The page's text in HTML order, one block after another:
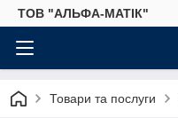
ТОВ "АЛЬФА-МАТІК"
Товари та послуги